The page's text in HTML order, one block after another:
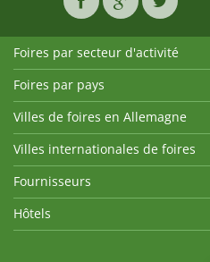
Foires par secteur d'activité
Foires par pays
Villes de foires en Allemagne
Villes internationales de foires
Fournisseurs
Hôtels